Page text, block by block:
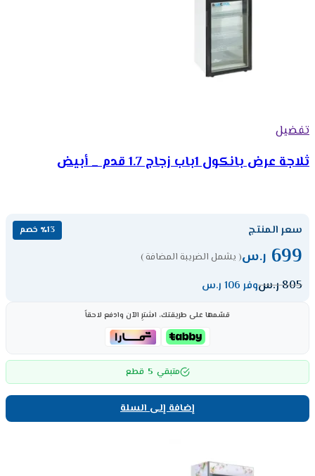
تفضيل
ثلاجة عرض بانكول 1باب زجاج 1.7 قدم _ أبيض
سعر المنتج ٪13 خصم
699 ر.س( يشمل الضريبة المضافة )
805ر.سوفر 106 ر.س
قسّمها على طريقتك، اشترِ الآن وادفع لاحقاً
متبقي 5 قطع
إضافة إلى السلة